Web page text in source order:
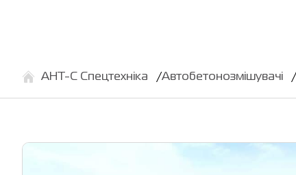
АНТ-С Спецтехніка Автобетонозмішувачі